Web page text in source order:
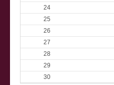
24
25
26
27
28
29
30